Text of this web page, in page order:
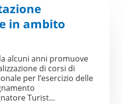
in ambito
alcuni anni promuove
di corsi di
per l’esercizio delle
Turist...